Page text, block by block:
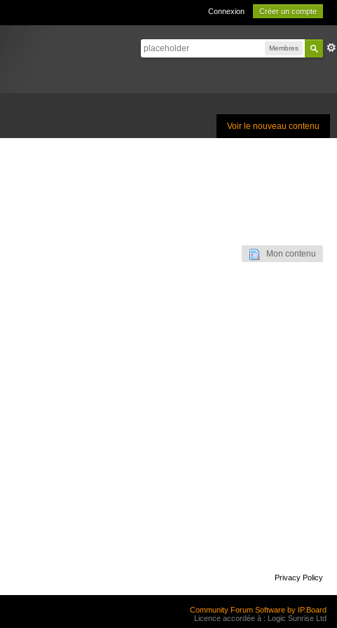
Connexion Créer un compte
Membres
Voir le nouveau contenu
Mon contenu
Privacy Policy
Community Forum Software by IP.Board
Licence accordée à : Logic Sunrise Ltd